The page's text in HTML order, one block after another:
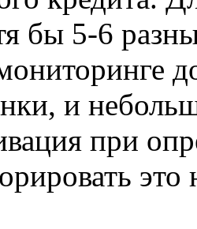
бы 5-6
и
при
это